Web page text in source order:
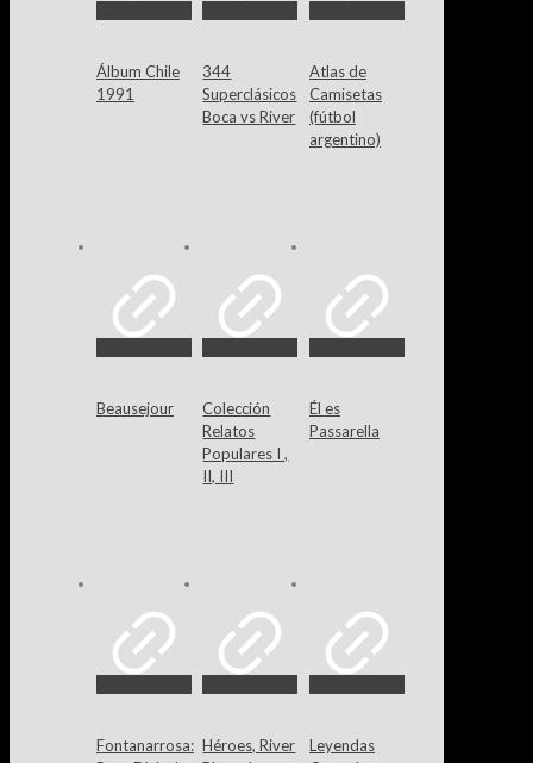
Álbum Chile
1991
344
Superclásicos
Boca vs River
Atlas de
Camisetas
(fútbol
argentino)
Beausejour
Colección
Relatos
Populares I ,
II, III
Él es
Passarella
Fontanarrosa: Héroes, River
Leyendas